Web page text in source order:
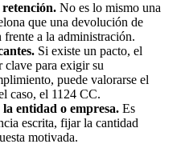
No es lo mismo una
que una devolución de
a la administración.
Si existe un pacto, el
clave para exigir su
puede valorarse el
caso, el 1124 CC.
entidad o empresa. Es
escrita, fijar la cantidad
motivada.